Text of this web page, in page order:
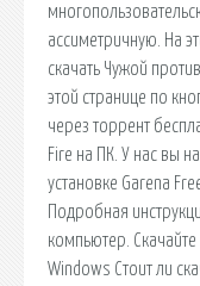
ассиметричную. На
скачать Чужой
этой странице по
через торрент
Fire на ПК. У нас вы
установке Garena
Подробная
компьютер.
Windows Стоит ли